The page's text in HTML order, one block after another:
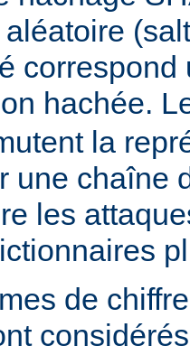
correspond
hachée.
la
une chaîne
les
de